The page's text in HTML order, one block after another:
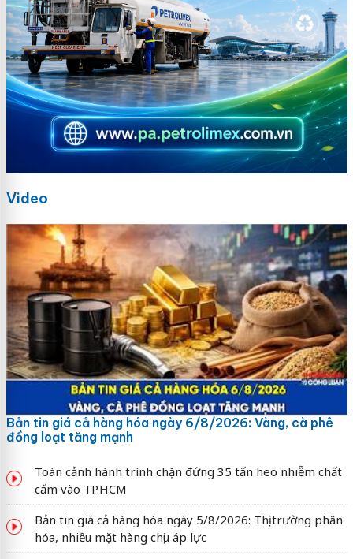
Video
Bản tin giá cả hàng hóa ngày 6/8/2026: Vàng, cà phê
đồng loạt tăng mạnh
Toàn cảnh hành trình chặn đứng 35 tấn heo nhiễm chất
cấm vào TP.HCM
Bản tin giá cả hàng hóa ngày 5/8/2026: Thị trường phân
hóa, nhiều mặt hàng chịu áp lực